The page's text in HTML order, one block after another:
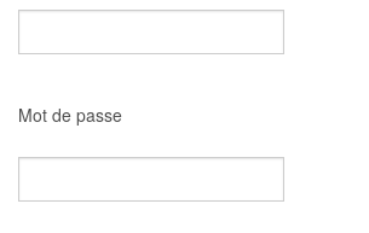
Mot de passe